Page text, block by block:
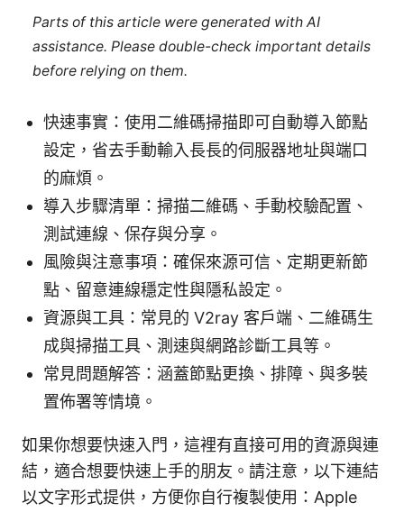
Parts of this article were generated with AI
assistance. Please double-check important details
before relying on them.
快速事實：使用二維碼掃描即可自動導入節點
設定，省去手動輸入長長的伺服器地址與端口
的麻煩。
導入步驟清單：掃描二維碼、手動校驗配置、
測試連線、保存與分享。
風險與注意事項：確保來源可信、定期更新節
點、留意連線穩定性與隱私設定。
資源與工具：常見的 V2ray 客戶端、二維碼生
成與掃描工具、測速與網路診斷工具等。
常見問題解答：涵蓋節點更換、排障、與多裝
置佈署等情境。
如果你想要快速入門，這裡有直接可用的資源與連
結，適合想要快速上手的朋友。請注意，以下連結
以文字形式提供，方便你自行複製使用：Apple